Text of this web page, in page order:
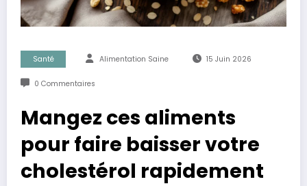
Santé Alimentation Saine 15 Juin 2026
0 Commentaires
Mangez ces aliments
pour faire baisser votre
cholestérol rapidement